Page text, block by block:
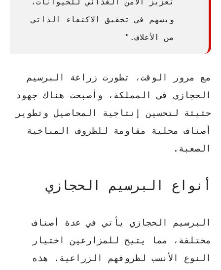
ويسهم في تحقيق الاكتفاء الذاتي
من الأعلاف."
مع مرور الوقت، تطورت زراعة البرسيم
الحجازي في المملكة، وأصبحت هناك جهود
حثيثة لتحسين إنتاجية المحاصيل وتطوير
أصناف محلية مقاومة للظروف المناخية
الصعبة.
أنواع البرسيم الحجازي
البرسيم الحجازي يأتي في عدة أصناف
مختلفة، مما يتيح للمزارعين اختيار
النوع الأنسب لظروفهم الزراعية. هذه